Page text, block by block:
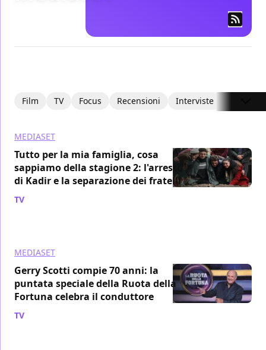
Film TV Focus Recensioni Interviste
MEDIASET
Tutto per la mia famiglia, cosa
sappiamo della stagione 2: l'arresto
di Kadir e la separazione dei fratelli
TV
MEDIASET
Gerry Scotti compie 70 anni: la
puntata speciale della Ruota della
Fortuna celebra il conduttore
TV